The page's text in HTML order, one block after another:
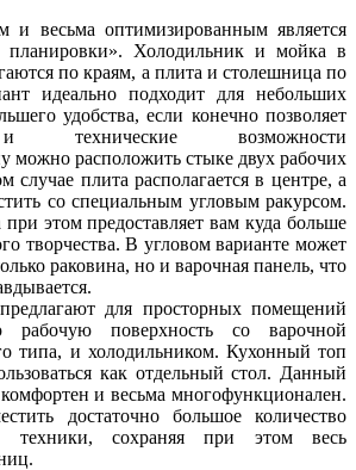
и весьма оптимизированным является
планировки». Холодильник и мойка в
по краям, а плита и столешница по
идеально подходит для небольших
удобства, если конечно позволяет
и технические возможности
можно расположить стыке двух рабочих
случае плита располагается в центре, а
со специальным угловым ракурсом.
этом предоставляет вам куда больше
творчества. В угловом варианте может
раковина, но и варочная панель, что
для просторных помещений
рабочую поверхность со варочной
типа, и холодильником. Кухонный топ
как отдельный стол. Данный
и весьма многофункционален.
достаточно большое количество
техники, сохраняя при этом весь